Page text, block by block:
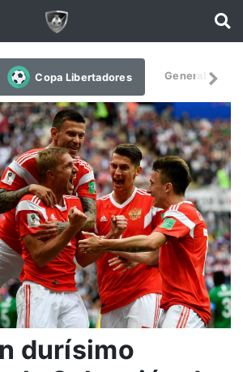
Copa Libertadores General
durísimo